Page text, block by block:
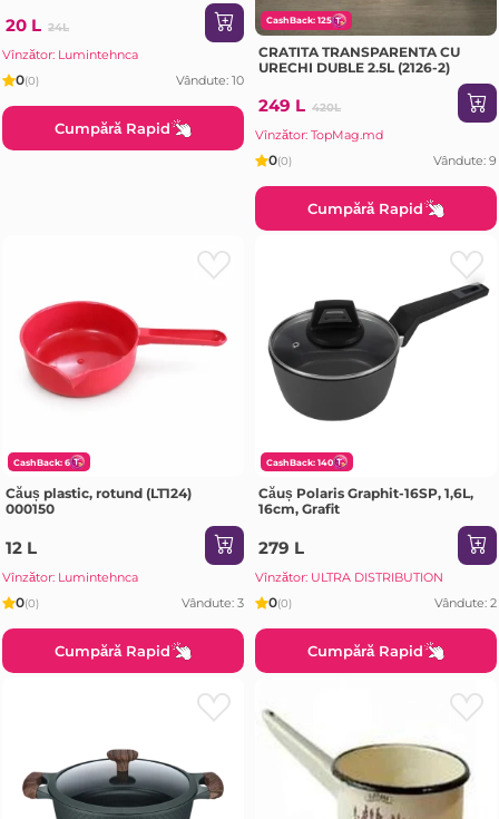
20 L 24L
Vînzător: Lumintehnca
0(0) Vândute: 10
Cumpără Rapid
CashBack: 125
CRATITA TRANSPARENTA CU
URECHI DUBLE 2.5L (2126-2)
249 L 420L
Vînzător: TopMag.md
0(0) Vândute: 9
Cumpără Rapid
CashBack: 6
Căuș plastic, rotund (LT124)
000150
12 L
Vînzător: Lumintehnca
0(0) Vândute: 3
Cumpără Rapid
CashBack: 140
Căuș Polaris Graphit-16SP, 1,6L,
16cm, Grafit
279 L
Vînzător: ULTRA DISTRIBUTION
0(0) Vândute: 2
Cumpără Rapid